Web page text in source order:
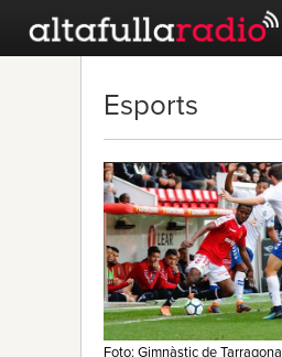
Esports
Foto: Gimnàstic de Tarragona